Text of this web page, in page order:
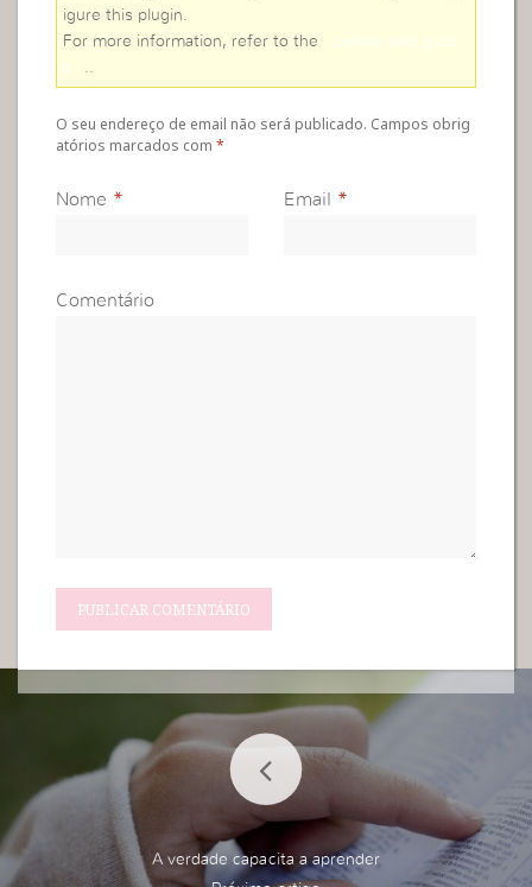
igure this plugin.
For more information, refer to the
online user guid
e
..
O seu endereço de email não será publicado. Campos obrig
atórios marcados com*
Nome * Email *
Comentário
A verdade capacita a aprender